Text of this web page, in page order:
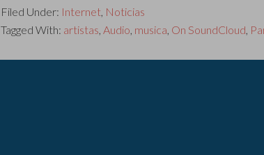
Filed Under: Internet, Noticias
Tagged With: artistas, Audio, musica, On SoundCloud,